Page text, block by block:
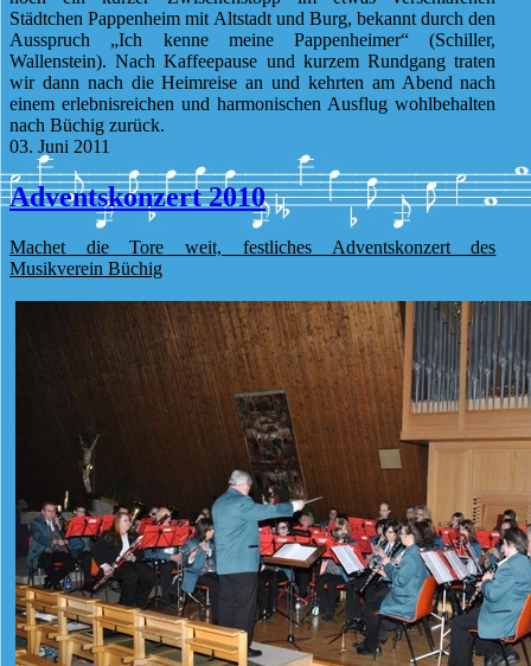
Städtchen Pappenheim mit Altstadt und Burg, bekannt durch den
Ausspruch „Ich kenne meine Pappenheimer“ (Schiller,
Wallenstein). Nach Kaffeepause und kurzem Rundgang traten
wir dann nach die Heimreise an und kehrten am Abend nach
einem erlebnisreichen und harmonischen Ausflug wohlbehalten
nach Büchig zurück.
03. Juni 2011
Adventskonzert 2010
Machet die Tore weit, festliches Adventskonzert des
Musikverein Büchig